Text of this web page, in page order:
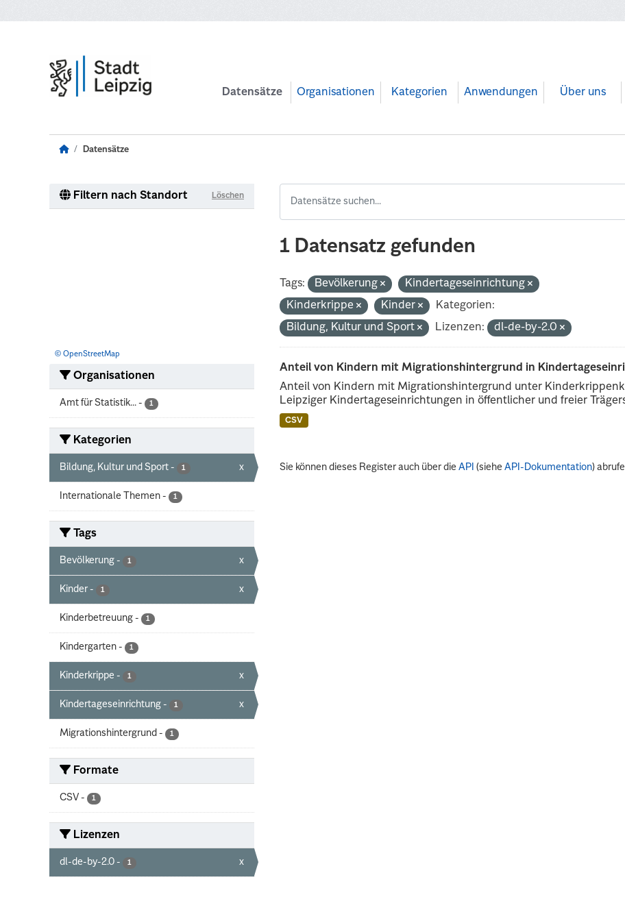
Datensätze Organisationen Kategorien Anwendungen Über uns
Datensätze
Filtern nach Standort Löschen
© OpenStreetMap
Organisationen
Amt für Statistik... - 1
Kategorien
Bildung, Kultur und Sport - 1 x
Internationale Themen - 1
Tags
Bevölkerung - 1 x
Kinder - 1 x
Kinderbetreuung - 1
Kindergarten - 1
Kinderkrippe - 1 x
Kindertageseinrichtung - 1 x
Migrationshintergrund - 1
Formate
CSV - 1
Lizenzen
dl-de-by-2.0 - 1 x
1 Datensatz gefunden
Tags: Bevölkerung
Kindertageseinrichtung
Kinderkrippe
Kinder
Kategorien:
Bildung, Kultur und Sport
Lizenzen: dl-de-by-2.0
Anteil von Kindern mit Migrationshintergrund in
Anteil von Kindern mit Migrationshintergrund unter
Leipziger Kindertageseinrichtungen in öffentlicher und freier
CSV
Sie können dieses Register auch über dieAPI (sieheAPI-Dokumentation)